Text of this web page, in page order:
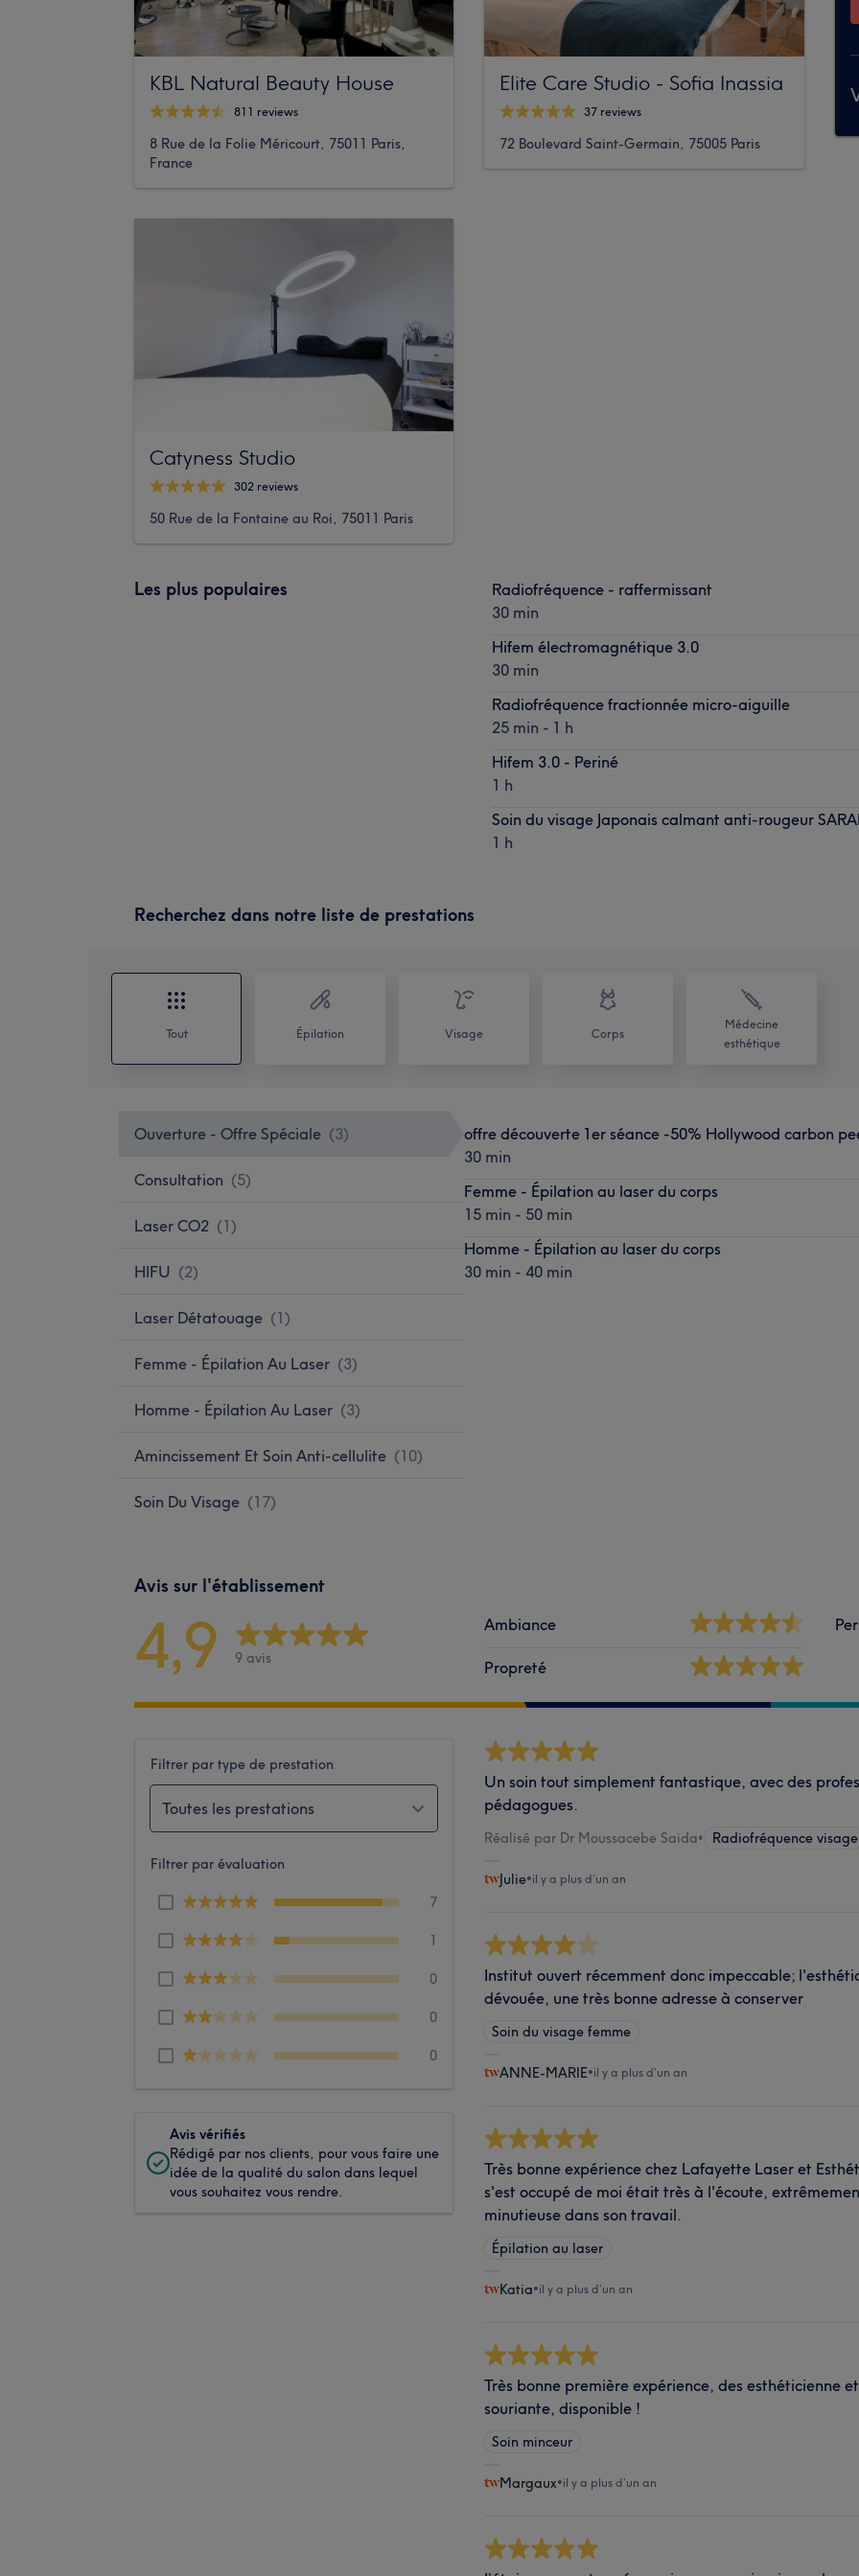
KBL Natural Beauty House
811 reviews
8 Rue de la Folie Méricourt, 75011 Paris,
France
Catyness Studio
302 reviews
50 Rue de la Fontaine au Roi, 75011 Paris
Elite Care Studio - Sofia Inassia
37 reviews
72 Boulevard Saint-Germain, 75005 Paris
Les plus populaires
Radiofréquence - raffermissant
30 min
Hifem électromagnétique 3.0
30 min
Radiofréquence fractionnée micro-aiguille
25 min - 1 h
Hifem 3.0 - Periné
1 h
Soin du visage Japonais calmant anti-rougeur
1 h
Recherchez dans notre liste de prestations
Tout Épilation Visage Corps
Médecine
esthétique
Ouverture - Offre Spéciale (3)
Consultation (5)
Laser CO2 (1)
HIFU (2)
Laser Détatouage (1)
Femme - Épilation Au Laser (3)
Homme - Épilation Au Laser (3)
Amincissement Et Soin Anti-cellulite (10)
Soin Du Visage (17)
offre découverte 1er séance -50% Hollywood carbon
30 min
Femme - Épilation au laser du corps
15 min - 50 min
Homme - Épilation au laser du corps
30 min - 40 min
Avis sur l'établissement
4,9 9 avis
Ambiance
Propreté
Filtrer par type de prestation
Toutes les prestations
Filtrer par évaluation
7
1
0
0
0
Avis vérifiés
Rédigé par nos clients, pour vous faire une
idée de la qualité du salon dans lequel
vous souhaitez vous rendre.
Un soin tout simplement fantastique, avec des
pédagogues.
Réalisé par Dr Moussacebe Saida• Radiofréquence visage
Julie•il y a plus d’un an
Institut ouvert récemment donc impeccable;
dévouée, une très bonne adresse à conserver
Soin du visage femme
ANNE-MARIE•il y a plus d’un an
Très bonne expérience chez Lafayette Laser et
s'est occupé de moi était très à l'écoute,
minutieuse dans son travail.
Épilation au laser
Katia•il y a plus d’un an
Très bonne première expérience, des esthéticienne
souriante, disponible !
Soin minceur
Margaux•il y a plus d’un an